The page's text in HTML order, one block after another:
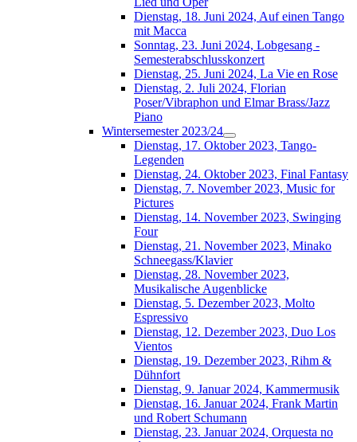
Dienstag, 18. Juni 2024, Auf einen Tango
mit Macca
Sonntag, 23. Juni 2024, Lobgesang -
Semesterabschlusskonzert
Dienstag, 25. Juni 2024, La Vie en Rose
Dienstag, 2. Juli 2024, Florian
Poser/Vibraphon und Elmar Brass/Jazz
Piano
Wintersemester 2023/24
Dienstag, 17. Oktober 2023, Tango-
Legenden
Dienstag, 24. Oktober 2023, Final Fantasy
Dienstag, 7. November 2023, Music for
Pictures
Dienstag, 14. November 2023, Swinging
Four
Dienstag, 21. November 2023, Minako
Schneegass/Klavier
Dienstag, 28. November 2023,
Musikalische Augenblicke
Dienstag, 5. Dezember 2023, Molto
Espressivo
Dienstag, 12. Dezember 2023, Duo Los
Vientos
Dienstag, 19. Dezember 2023, Rihm &
Dühnfort
Dienstag, 9. Januar 2024, Kammermusik
Dienstag, 16. Januar 2024, Frank Martin
und Robert Schumann
Dienstag, 23. Januar 2024, Orquesta no